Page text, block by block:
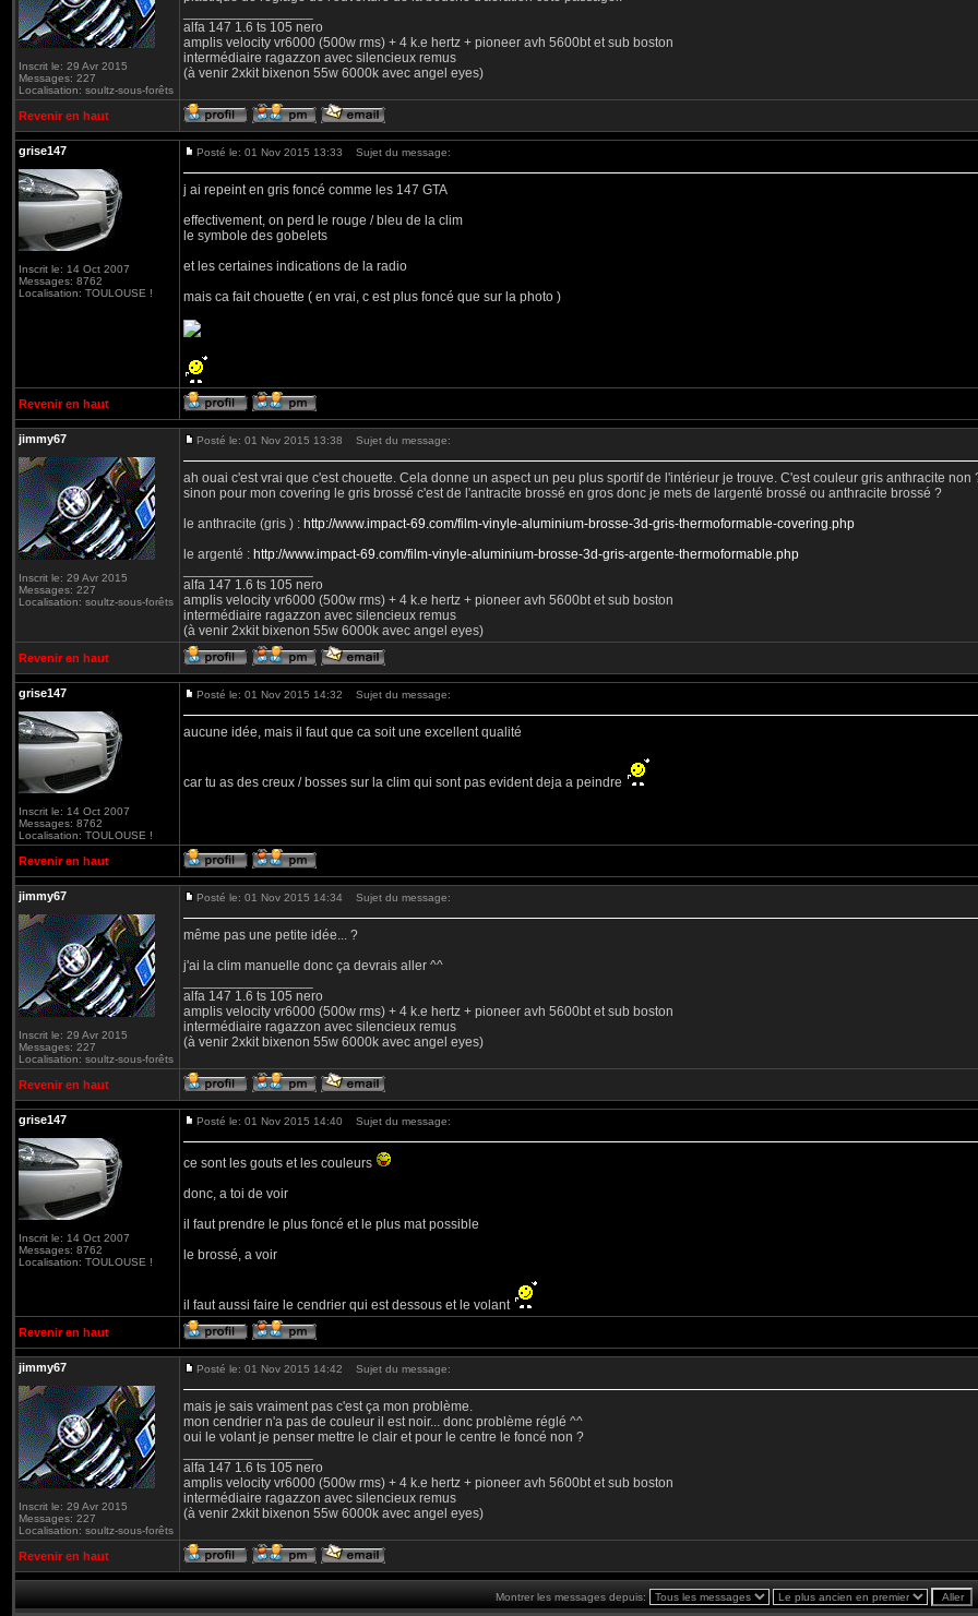
Inscrit le: 29 Avr 2015
Messages: 227
Localisation: soultz-sous-forêts
alfa 147 1.6 ts 105 nero
amplis velocity vr6000 (500w rms) + 4 k.e hertz + pioneer avh 5600bt et sub boston
intermédiaire ragazzon avec silencieux remus
(à venir 2xkit bixenon 55w 6000k avec angel eyes)
Revenir en haut
grise147
Inscrit le: 14 Oct 2007
Messages: 8762
Localisation: TOULOUSE !
Posté le: 01 Nov 2015 13:33 Sujet du message:
j ai repeint en gris foncé comme les 147 GTA
effectivement, on perd le rouge / bleu de la clim
le symbole des gobelets
et les certaines indications de la radio
mais ca fait chouette ( en vrai, c est plus foncé que sur la photo )
Revenir en haut
jimmy67
Inscrit le: 29 Avr 2015
Messages: 227
Localisation: soultz-sous-forêts
Posté le: 01 Nov 2015 13:38 Sujet du message:
ah ouai c'est vrai que c'est chouette. Cela donne un aspect un peu plus sportif de l'intérieur je trouve. C'est couleur gris anthracite non
sinon pour mon covering le gris brossé c'est de l'antracite brossé en gros donc je mets de largenté brossé ou anthracite brossé ?
le anthracite (gris ) : http://www.impact-69.com/film-vinyle-aluminium-brosse-3d-gris-thermoformable-covering.php
le argenté : http://www.impact-69.com/film-vinyle-aluminium-brosse-3d-gris-argente-thermoformable.php
alfa 147 1.6 ts 105 nero
amplis velocity vr6000 (500w rms) + 4 k.e hertz + pioneer avh 5600bt et sub boston
intermédiaire ragazzon avec silencieux remus
(à venir 2xkit bixenon 55w 6000k avec angel eyes)
Revenir en haut
grise147
Inscrit le: 14 Oct 2007
Messages: 8762
Localisation: TOULOUSE !
Posté le: 01 Nov 2015 14:32 Sujet du message:
aucune idée, mais il faut que ca soit une excellent qualité
car tu as des creux / bosses sur la clim qui sont pas evident deja a peindre
Revenir en haut
jimmy67
Inscrit le: 29 Avr 2015
Messages: 227
Localisation: soultz-sous-forêts
Posté le: 01 Nov 2015 14:34 Sujet du message:
même pas une petite idée... ?
j'ai la clim manuelle donc ça devrais aller ^^
alfa 147 1.6 ts 105 nero
amplis velocity vr6000 (500w rms) + 4 k.e hertz + pioneer avh 5600bt et sub boston
intermédiaire ragazzon avec silencieux remus
(à venir 2xkit bixenon 55w 6000k avec angel eyes)
Revenir en haut
grise147
Inscrit le: 14 Oct 2007
Messages: 8762
Localisation: TOULOUSE !
Posté le: 01 Nov 2015 14:40 Sujet du message:
ce sont les gouts et les couleurs
donc, a toi de voir
il faut prendre le plus foncé et le plus mat possible
le brossé, a voir
il faut aussi faire le cendrier qui est dessous et le volant
Revenir en haut
jimmy67
Inscrit le: 29 Avr 2015
Messages: 227
Localisation: soultz-sous-forêts
Posté le: 01 Nov 2015 14:42 Sujet du message:
mais je sais vraiment pas c'est ça mon problème.
mon cendrier n'a pas de couleur il est noir... donc problème réglé ^^
oui le volant je penser mettre le clair et pour le centre le foncé non ?
alfa 147 1.6 ts 105 nero
amplis velocity vr6000 (500w rms) + 4 k.e hertz + pioneer avh 5600bt et sub boston
intermédiaire ragazzon avec silencieux remus
(à venir 2xkit bixenon 55w 6000k avec angel eyes)
Revenir en haut
Montrer les messages depuis: